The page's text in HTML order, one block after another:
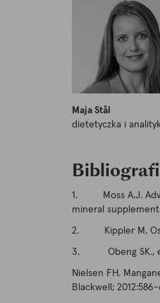
Maja Stål
dietetyczka i
1. Moss A.J.
mineral
2. Kippler M,
3. Obeng SK., et
Nielsen FH.
Blackwell;